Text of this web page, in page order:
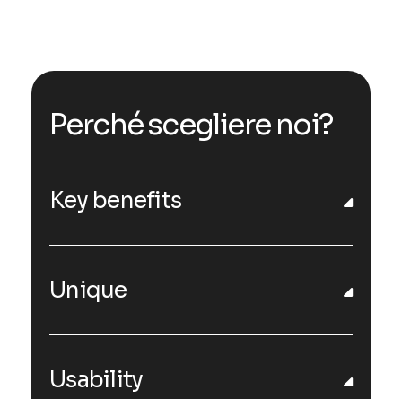
Perché scegliere noi?
Key benefits
Unique
Usability